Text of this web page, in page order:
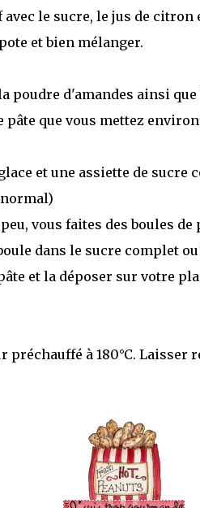
le sucre, le jus de citron
et bien mélanger.
poudre d'amandes ainsi que
pâte que vous mettez
et une assiette de sucre
vous faites des boules
dans le sucre complet
et la déposer sur votre
préchauffé à 180°C. Laisser